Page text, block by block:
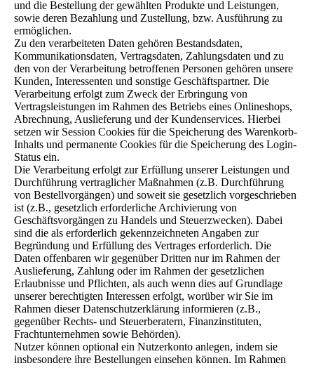
und die Bestellung der gewählten Produkte und Leistungen,
sowie deren Bezahlung und Zustellung, bzw. Ausführung zu
ermöglichen.
Zu den verarbeiteten Daten gehören Bestandsdaten,
Kommunikationsdaten, Vertragsdaten, Zahlungsdaten und zu
den von der Verarbeitung betroffenen Personen gehören unsere
Kunden, Interessenten und sonstige Geschäftspartner. Die
Verarbeitung erfolgt zum Zweck der Erbringung von
Vertragsleistungen im Rahmen des Betriebs eines Onlineshops,
Abrechnung, Auslieferung und der Kundenservices. Hierbei
setzen wir Session Cookies für die Speicherung des Warenkorb-
Inhalts und permanente Cookies für die Speicherung des Login-
Status ein.
Die Verarbeitung erfolgt zur Erfüllung unserer Leistungen und
Durchführung vertraglicher Maßnahmen (z.B. Durchführung
von Bestellvorgängen) und soweit sie gesetzlich vorgeschrieben
ist (z.B., gesetzlich erforderliche Archivierung von
Geschäftsvorgängen zu Handels und Steuerzwecken). Dabei
sind die als erforderlich gekennzeichneten Angaben zur
Begründung und Erfüllung des Vertrages erforderlich. Die
Daten offenbaren wir gegenüber Dritten nur im Rahmen der
Auslieferung, Zahlung oder im Rahmen der gesetzlichen
Erlaubnisse und Pflichten, als auch wenn dies auf Grundlage
unserer berechtigten Interessen erfolgt, worüber wir Sie im
Rahmen dieser Datenschutzerklärung informieren (z.B.,
gegenüber Rechts- und Steuerberatern, Finanzinstituten,
Frachtunternehmen sowie Behörden).
Nutzer können optional ein Nutzerkonto anlegen, indem sie
insbesondere ihre Bestellungen einsehen können. Im Rahmen